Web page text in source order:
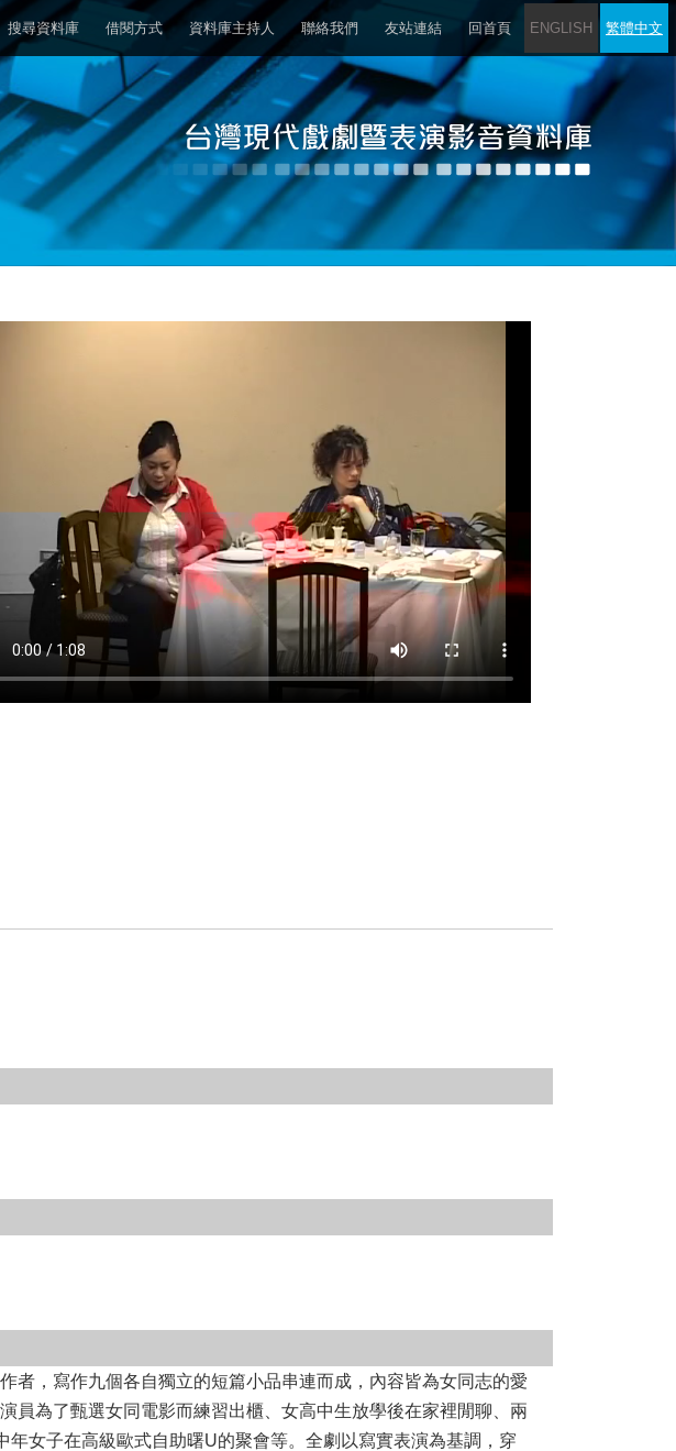
搜尋資料庫 借閱方式 資料庫主持人 聯絡我們 友站連結 回首頁 ENGLISH 繁體中文
者，寫作九個各自獨立的短篇小品串連而成，內容皆為女同志的愛
員為了甄選女同電影而練習出櫃、女高中生放學後在家裡閒聊、兩
年女子在高級歐式自助曙U的聚會等。全劇以寫實表演為基調，穿